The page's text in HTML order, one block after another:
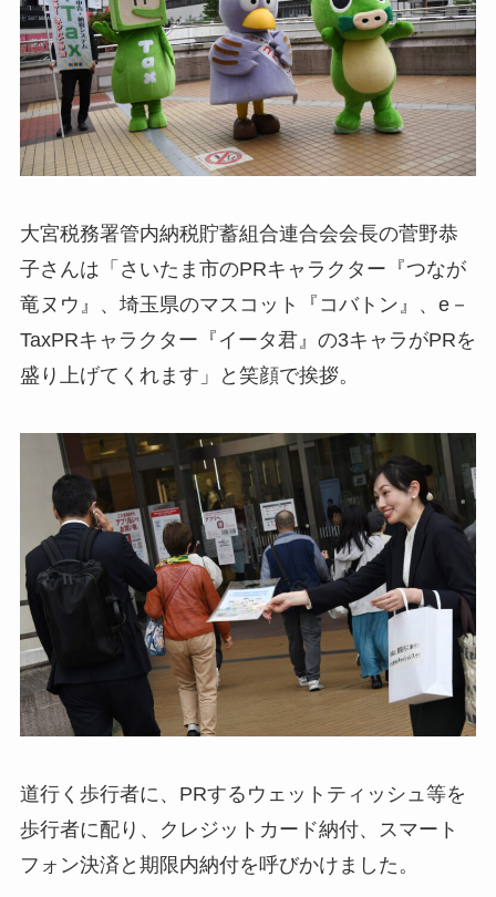
大宮税務署管内納税貯蓄組合連合会会長の菅野恭
子さんは「さいたま市のPRキャラクター『つなが
竜ヌウ』、埼玉県のマスコット『コバトン』、e－
TaxPRキャラクター『イータ君』の3キャラがPRを
盛り上げてくれます」と笑顔で挨拶。
道行く歩行者に、PRするウェットティッシュ等を
歩行者に配り、クレジットカード納付、スマート
フォン決済と期限内納付を呼びかけました。